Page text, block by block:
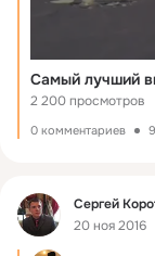
Самый лучший
2 200 просмотров
0 комментариев
Фид Сергей
20 ноя 2016